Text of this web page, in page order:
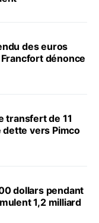
des euros
dénonce
transfert de 11
dette vers Pimco
dollars pendant
1,2 milliard